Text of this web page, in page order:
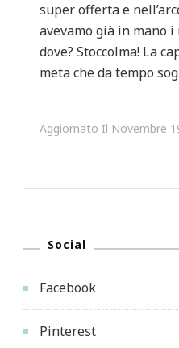
super offerta e
avevamo già in mano
dove? Stoccolma! La
meta che da tempo
Aggiornato Il Novembre
Social
Facebook
Pinterest